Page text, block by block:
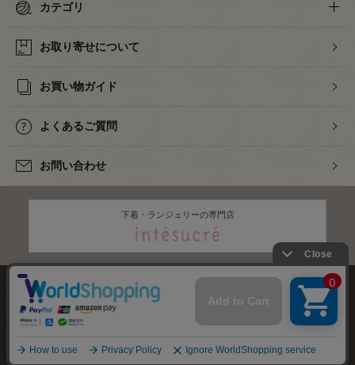
カテゴリ
お取り寄せについて
お買い物ガイド
よくあるご質問
お問い合わせ
下着・ランジェリーの専門店
株式会社オカダヤ
特定商取引法に基づく表記 プライバシーポリシー サイトマップ
2012-2026OKADAYA CO.,LTD.